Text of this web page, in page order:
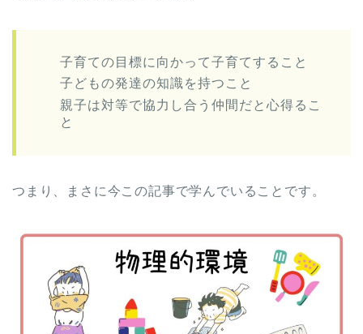
子育ての目標に向かって子育てすること
子どもの発達の知識を持つこと
親子は対等で協力し合う仲間だと心得るこ
と
つまり、まさに今この記事で学んでいることです。